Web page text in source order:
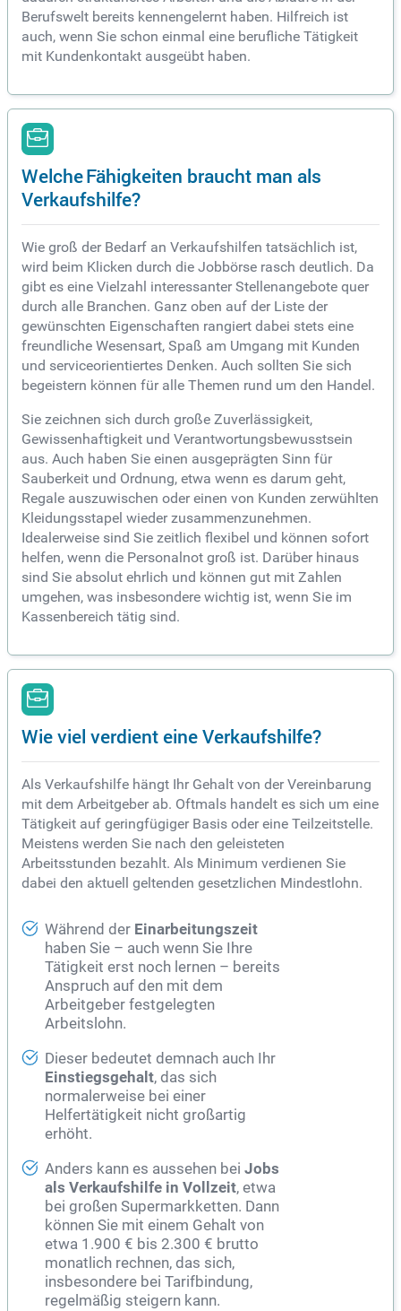
Berufswelt bereits kennengelernt haben. Hilfreich ist
auch, wenn Sie schon einmal eine berufliche Tätigkeit
mit Kundenkontakt ausgeübt haben.
Welche Fähigkeiten braucht man als
Verkaufshilfe?
Wie groß der Bedarf an Verkaufshilfen tatsächlich ist,
wird beim Klicken durch die Jobbörse rasch deutlich. Da
gibt es eine Vielzahl interessanter Stellenangebote quer
durch alle Branchen. Ganz oben auf der Liste der
gewünschten Eigenschaften rangiert dabei stets eine
freundliche Wesensart, Spaß am Umgang mit Kunden
und serviceorientiertes Denken. Auch sollten Sie sich
begeistern können für alle Themen rund um den Handel.
Sie zeichnen sich durch große Zuverlässigkeit,
Gewissenhaftigkeit und Verantwortungsbewusstsein
aus. Auch haben Sie einen ausgeprägten Sinn für
Sauberkeit und Ordnung, etwa wenn es darum geht,
Regale auszuwischen oder einen von Kunden zerwühlten
Kleidungsstapel wieder zusammenzunehmen.
Idealerweise sind Sie zeitlich flexibel und können sofort
helfen, wenn die Personalnot groß ist. Darüber hinaus
sind Sie absolut ehrlich und können gut mit Zahlen
umgehen, was insbesondere wichtig ist, wenn Sie im
Kassenbereich tätig sind.
Wie viel verdient eine Verkaufshilfe?
Als Verkaufshilfe hängt Ihr Gehalt von der Vereinbarung
mit dem Arbeitgeber ab. Oftmals handelt es sich um eine
Tätigkeit auf geringfügiger Basis oder eine Teilzeitstelle.
Meistens werden Sie nach den geleisteten
Arbeitsstunden bezahlt. Als Minimum verdienen Sie
dabei den aktuell geltenden gesetzlichen Mindestlohn.
Während der Einarbeitungszeit
haben Sie – auch wenn Sie Ihre
Tätigkeit erst noch lernen – bereits
Anspruch auf den mit dem
Arbeitgeber festgelegten
Arbeitslohn.
Dieser bedeutet demnach auch Ihr
Einstiegsgehalt, das sich
normalerweise bei einer
Helfertätigkeit nicht großartig
erhöht.
Anders kann es aussehen bei Jobs
als Verkaufshilfe in Vollzeit, etwa
bei großen Supermarkketten. Dann
können Sie mit einem Gehalt von
etwa 1.900 € bis 2.300 € brutto
monatlich rechnen, das sich,
insbesondere bei Tarifbindung,
regelmäßig steigern kann.